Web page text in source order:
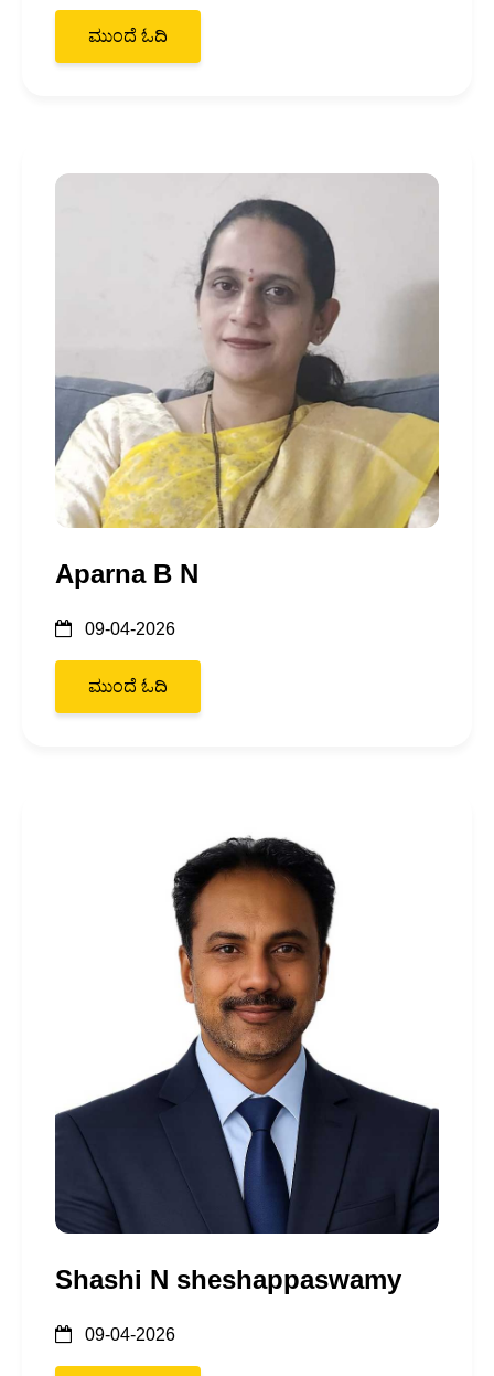
ಮುಂದೆ ಓದಿ
Aparna B N
09-04-2026
ಮುಂದೆ ಓದಿ
Shashi N sheshappaswamy
09-04-2026